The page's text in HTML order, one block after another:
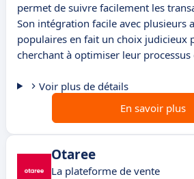
permet de suivre facilement les
Son intégration facile avec plusieurs
populaires en fait un choix judicieux
cherchant à optimiser leur processus
Voir plus de détails
En savoir plus
Otaree
La plateforme de vente